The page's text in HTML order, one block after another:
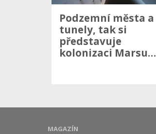
Podzemní města a
tunely, tak si
představuje
kolonizaci Marsu…
MAGAZÍN